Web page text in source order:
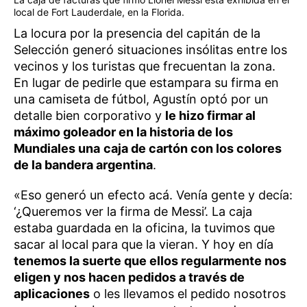
local de Fort Lauderdale, en la Florida.
La locura por la presencia del capitán de la
Selección generó situaciones insólitas entre los
vecinos y los turistas que frecuentan la zona.
En lugar de pedirle que estampara su firma en
una camiseta de fútbol, Agustín optó por un
detalle bien corporativo y le hizo firmar al
máximo goleador en la historia de los
Mundiales una caja de cartón con los colores
de la bandera argentina.
«Eso generó un efecto acá. Venía gente y decía:
‘¿Queremos ver la firma de Messi’. La caja
estaba guardada en la oficina, la tuvimos que
sacar al local para que la vieran. Y hoy en día
tenemos la suerte que ellos regularmente nos
eligen y nos hacen pedidos a través de
aplicaciones o les llevamos el pedido nosotros